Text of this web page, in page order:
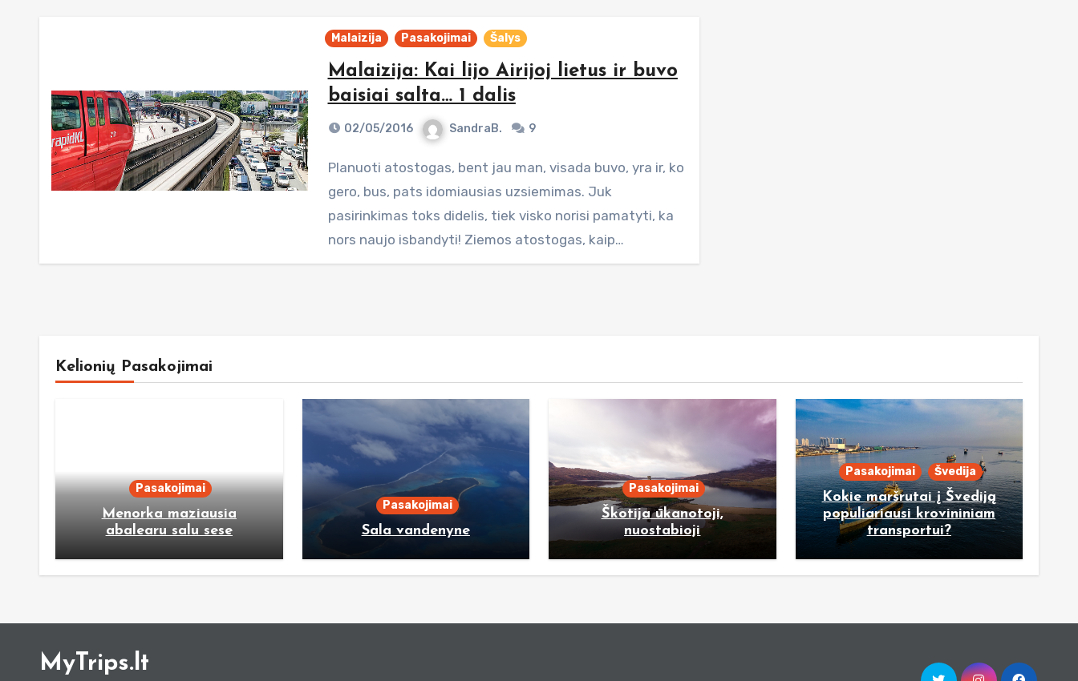
Malaizija Pasakojimai Šalys
Malaizija: Kai lijo Airijoj lietus ir buvo
baisiai salta… 1 dalis
02/05/2016 SandraB. 9
Planuoti atostogas, bent jau man, visada buvo, yra ir, ko
gero, bus, pats idomiausias uzsiemimas. Juk
pasirinkimas toks didelis, tiek visko norisi pamatyti, ka
nors naujo isbandyti! Ziemos atostogas, kaip…
Kelionių Pasakojimai
Pasakojimai
Menorka maziausia
abalearu salu sese
Pasakojimai
Sala vandenyne
Pasakojimai
Škotija ūkanotoji,
nuostabioji
Pasakojimai Švedija
Kokie maršrutai į Švediją
populiariausi krovininiam
transportui?
MyTrips.lt